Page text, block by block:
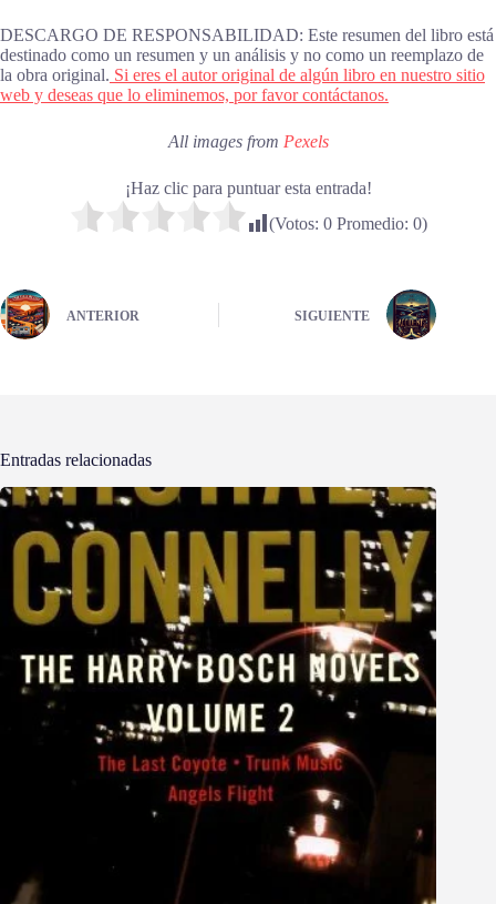
DESCARGO DE RESPONSABILIDAD: Este resumen del libro está
destinado como un resumen y un análisis y no como un reemplazo de
la obra original. Si eres el autor original de algún libro en nuestro sitio
web y deseas que lo eliminemos, por favor contáctanos.
All images from Pexels
¡Haz clic para puntuar esta entrada!
(Votos: 0Promedio: 0)
ANTERIOR SIGUIENTE
Entradas relacionadas